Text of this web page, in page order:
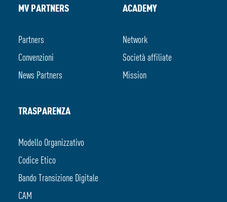
MV PARTNERS
Partners
Convenzioni
News Partners
ACADEMY
Network
Società affiliate
Mission
TRASPARENZA
Modello Organizzativo
Codice Etico
Bando Transizione Digitale
CAM